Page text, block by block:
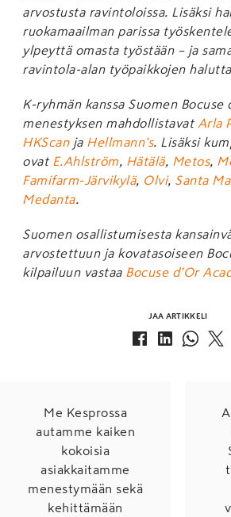
arvostusta ravintoloissa. Lisäksi
ruokamaailman parissa
ylpeyttä omasta työstään – ja
ravintola-alan työpaikkojen
K-ryhmän kanssa Suomen Bocuse
menestyksen mahdollistavat Arla
HKScanja Hellmann's. Lisäksi
ovat E.Ahlström Hätälä, Metos,
Famifarm-Järvikylä, Olvi, Santa
Medanta.
Suomen osallistumisesta
arvostettuun ja kovatasoiseen
kilpailuun vastaa Bocuse d’Or
JAA ARTIKKELI
Me Kesprossa
autamme kaiken
kokoisia
asiakkaitamme
menestymään sekä
kehittämään